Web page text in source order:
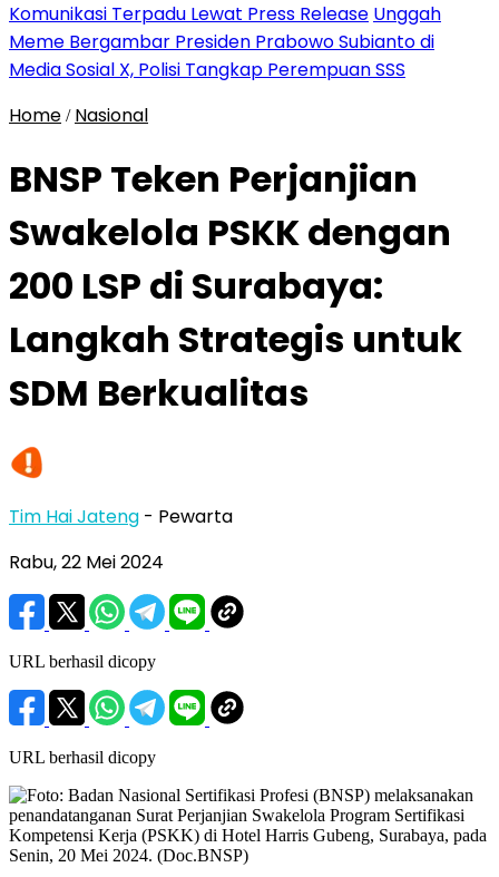
Komunikasi Terpadu Lewat Press Release Unggah
Meme Bergambar Presiden Prabowo Subianto di
Media Sosial X, Polisi Tangkap Perempuan SSS
Home / Nasional
BNSP Teken Perjanjian
Swakelola PSKK dengan
200 LSP di Surabaya:
Langkah Strategis untuk
SDM Berkualitas
Tim Hai Jateng - Pewarta
Rabu, 22 Mei 2024
URL berhasil dicopy
URL berhasil dicopy